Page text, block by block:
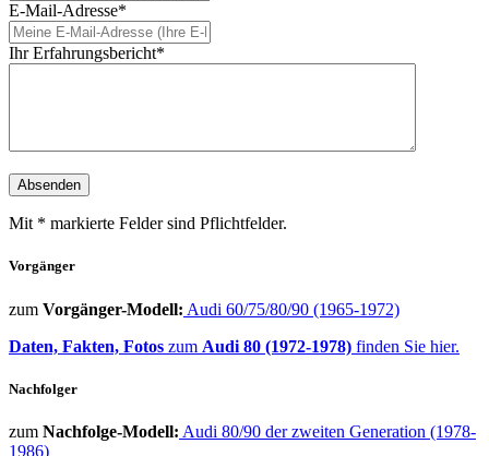
E-Mail-Adresse*
Ihr Erfahrungsbericht*
Mit * markierte Felder sind Pflichtfelder.
Vorgänger
zum Vorgänger-Modell: Audi 60/75/80/90 (1965-1972)
Daten, Fakten, Fotos zum Audi 80 (1972-1978) finden Sie hier.
Nachfolger
zum Nachfolge-Modell: Audi 80/90 der zweiten Generation (1978-
1986)